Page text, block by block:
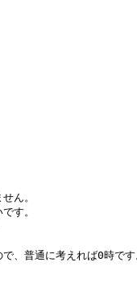
ん。
す。
、普通に考えれば0時で